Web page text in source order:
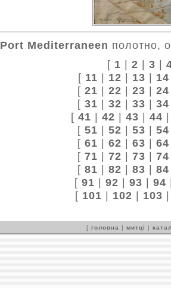
Port Mediterraneen полотно,
[ 1 | 2 | 3 |
[ 11 | 12 | 13 | 14
[ 21 | 22 | 23 | 24
[ 31 | 32 | 33 | 34
[ 41 | 42 | 43 | 44
[ 51 | 52 | 53 | 54
[ 61 | 62 | 63 | 64
[ 71 | 72 | 73 | 74
[ 81 | 82 | 83 | 84
[ 91 | 92 | 93 | 94
[ 101 | 102 | 103
[ головна | митці |